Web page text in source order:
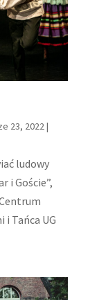
23, 2022|
ludowy
i Goście”,
i Tańca UG